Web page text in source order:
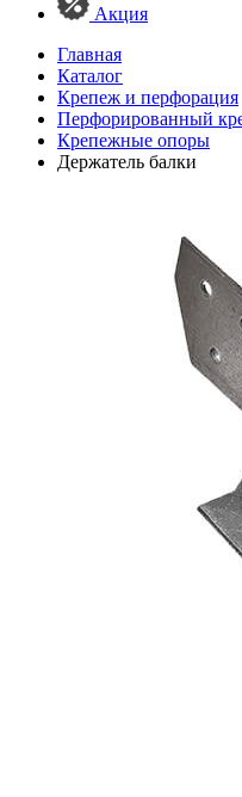
Акция
Главная
Каталог
Крепеж и перфорация
Перфорированный
Крепежные опоры
Держатель балки